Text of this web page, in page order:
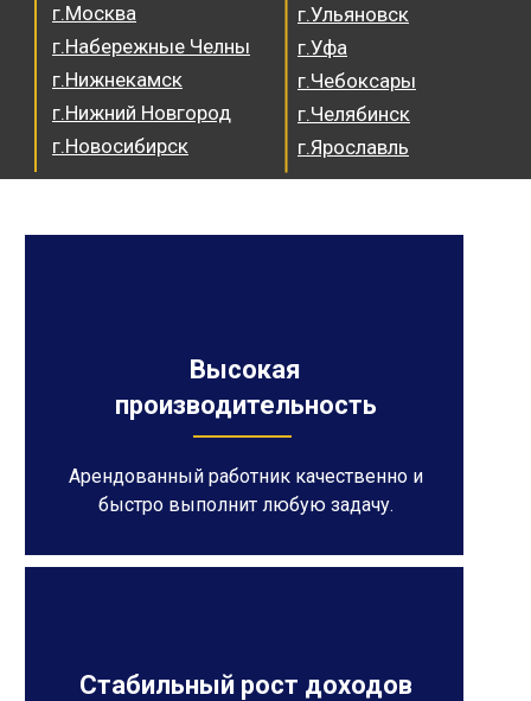
г.Ульяновск
г.Уфа
г.Чебоксары
г.Челябинск
г.Ярославль
г.Москва
г.Набережные Челны
г.Нижнекамск
г.Нижний Новгород
г.Новосибирск
Высокая
производительность
Арендованный работник качественно и
быстро выполнит любую задачу.
Стабильный рост доходов